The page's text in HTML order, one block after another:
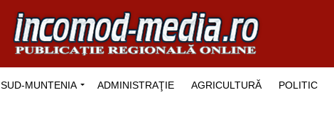
SUD-MUNTENIA ADMINISTRAŢIE AGRICULTURĂ POLITIC